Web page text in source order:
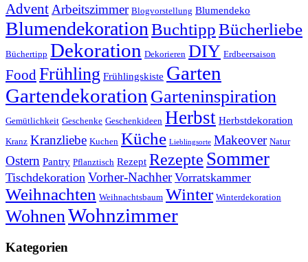
Advent Arbeitszimmer Blogvorstellung Blumendeko
Blumendekoration BuchtippBücherliebe
Büchertipp Dekoration Dekorieren DIY Erdbeersaison
FoodFrühling Frühlingskiste Garten
Gartendekoration Garteninspiration
Gemütlichkeit Geschenke Geschenkideen Herbst Herbstdekoration
Kranz Kranzliebe Kuchen Küche Lieblingsorte Makeover Natur
Ostern Pantry Pflanztisch Rezept Rezepte Sommer
Tischdekoration Vorher-Nachher Vorratskammer
Weihnachten Weihnachtsbaum Winter Winterdekoration
WohnenWohnzimmer
Kategorien